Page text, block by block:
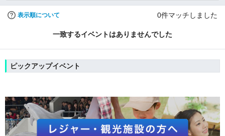
表示順について 0件マッチしました
一致するイベントはありませんでした
ピックアップイベント